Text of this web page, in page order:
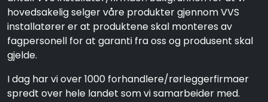
hovedsakelig selger våre produkter gjennom VVS
installatører er at produktene skal monteres av
fagpersonell for at garanti fra oss og produsent skal
gjelde.
I dag har vi over 1000 forhandlere/rørleggerfirmaer
spredt over hele landet som vi samarbeider med.